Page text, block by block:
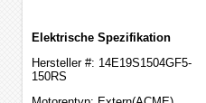
Elektrische Spezifikation
Hersteller #: 14E19S1504GF5-
150RS